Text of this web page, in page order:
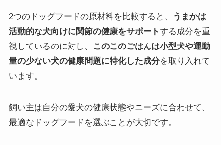
2つのドッグフードの原材料を比較すると、
うまかは
活動的な犬向けに関節の健康をサポートする成分を重
視しているのに対し、
このこのごはんは小型犬や運動
量の少ない犬の健康問題に特化した成分を取り入れて
います。
飼い主は自分の愛犬の健康状態やニーズに合わせて、
最適なドッグフードを選ぶことが大切です。